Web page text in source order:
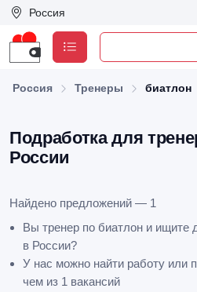
Россия
Россия Тренеры биатлон
Подработка для
России
Найдено предложений — 1
Вы тренер по биатлон и ищите
в России?
У нас можно найти работу или
чем из 1 вакансий